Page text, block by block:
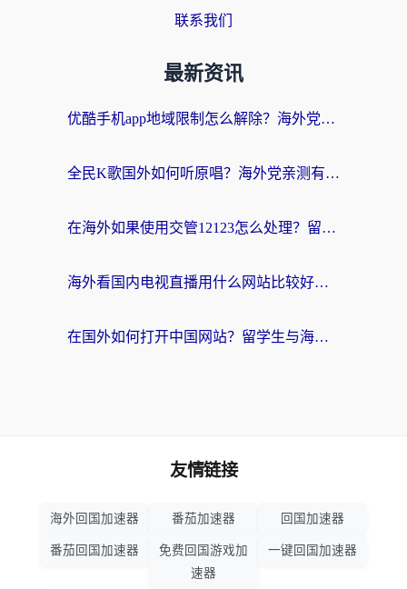
联系我们
最新资讯
优酷手机app地域限制怎么解除？海外党亲测有效的追剧方案
全民K歌国外如何听原唱？海外党亲测有效的回国加速器选择指南
在海外如果使用交管12123怎么处理？留学生亲测有效的回国加速方案
海外看国内电视直播用什么网站比较好？一篇解决你所有追剧难题的实用指南
在国外如何打开中国网站？留学生与海外华人的无缝访问指南
友情链接
海外回国加速器 番茄加速器 回国加速器
番茄回国加速器
免费回国游戏加
速器
一键回国加速器